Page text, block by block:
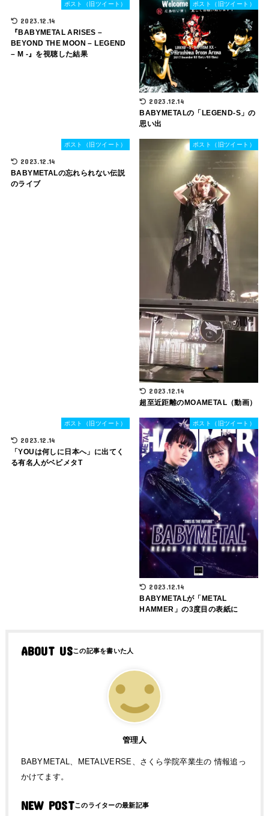
ポスト（旧ツイート）
2023.12.14
『BABYMETAL ARISES –
BEYOND THE MOON – LEGEND
– M -』を視聴した結果
ポスト（旧ツイート）
2023.12.14
BABYMETALの「LEGEND-S」の
思い出
ポスト（旧ツイート）
2023.12.14
BABYMETALの忘れられない伝説
のライブ
ポスト（旧ツイート）
2023.12.14
超至近距離のMOAMETAL（動画）
ポスト（旧ツイート）
2023.12.14
「YOUは何しに日本へ」に出てく
る有名人がベビメタT
ポスト（旧ツイート）
2023.12.14
BABYMETALが「METAL
HAMMER」の3度目の表紙に
ABOUT US
管理人
BABYMETAL、METALVERSE、さくら学院卒業生の 情報追っ
かけてます。
NEW POST